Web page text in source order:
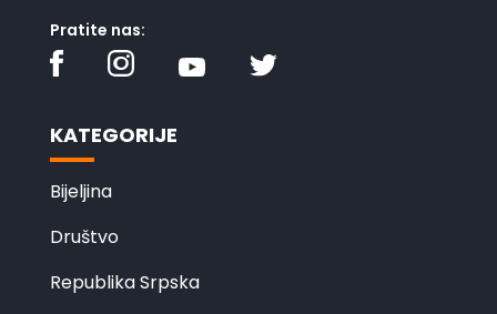
Pratite nas:
KATEGORIJE
Bijeljina
Društvo
Republika Srpska